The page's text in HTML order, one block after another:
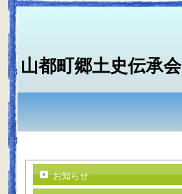
山都町郷土史伝承会
お知らせ